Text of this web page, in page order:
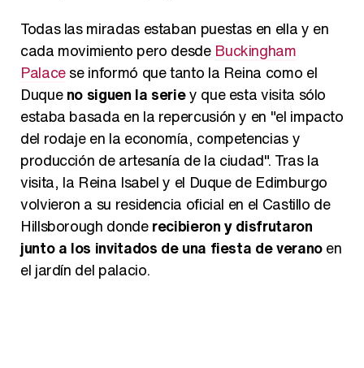
Todas las miradas estaban puestas en ella y en
cada movimiento pero desde Buckingham
Palacese informó que tanto la Reina como el
Duqueno siguen la seriey que esta visita sólo
estaba basada en la repercusión y en "el impacto
del rodaje en la economía, competencias y
producción de artesanía de la ciudad". Tras la
visita, la Reina Isabel y el Duque de Edimburgo
volvieron a su residencia oficial en el Castillo de
Hillsborough donderecibieron y disfrutaron
junto a los invitados de una fiesta de veranoen
el jardín del palacio.